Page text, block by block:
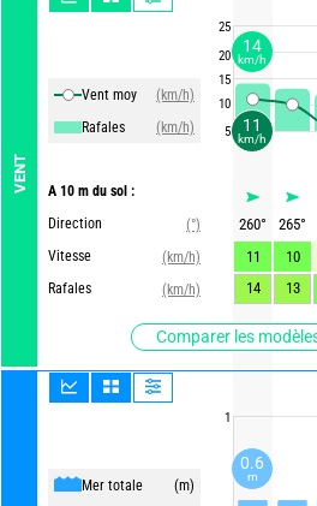
VENT
Vent moy
(km/h)
Rafales
(km/h)
A 10 m du sol :
Direction
(°)
Vitesse
(km/h)
Rafales
(km/h)
Comparer les
Mer totale
(m)
25
20
15
10
5
1
260° 265°
11
10
14
13
11
km/h
14
km/h
0.6
m